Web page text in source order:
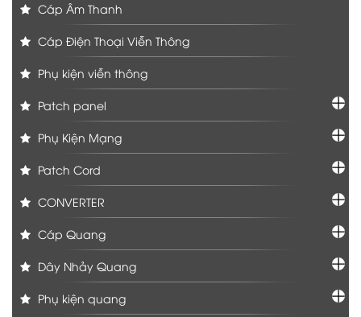
Cáp Âm Thanh
Cáp Điện Thoại Viễn Thông
Phụ kiện viễn thông
Patch panel
Phụ Kiện Mạng
Patch Cord
CONVERTER
Cáp Quang
Dây Nhảy Quang
Phụ kiện quang